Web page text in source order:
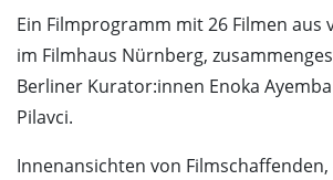
Ein Filmprogramm mit 26 Filmen aus
im Filmhaus Nürnberg,
Berliner Kurator:innen Enoka
Pilavci.
Innenansichten von